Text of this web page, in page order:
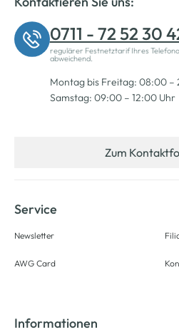
0711 - 72 52 30
regulärer Festnetztarif Ihres
abweichend.
Montag bis Freitag: 08:00 –
Samstag: 09:00 – 12:00 Uhr
Zum
Service
Newsletter
AWG Card
Informationen